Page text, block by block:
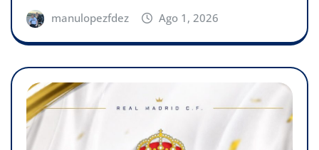
manulopezfdez Ago 1, 2026